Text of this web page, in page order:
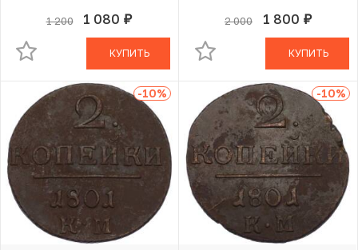
1 200 1 080 руб.
В КОРЗИНЕ
КУПИТЬ
2 000 1 800 руб.
В КОРЗИНЕ
КУПИТЬ
-10% -10%